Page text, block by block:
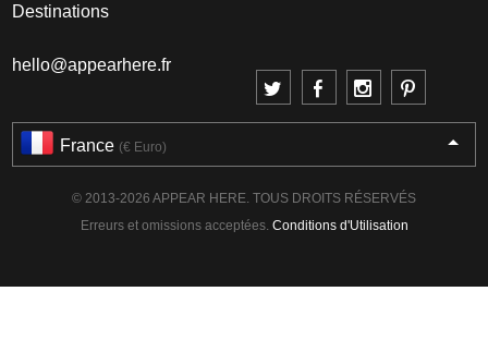
Destinations
hello@appearhere.fr
France (€ Euro)
© 2013-2026 APPEAR HERE. TOUS DROITS RÉSERVÉS
Erreurs et omissions acceptées. Conditions d'Utilisation